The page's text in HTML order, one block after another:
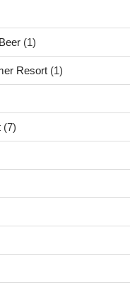
(1)
Resort (1)
(7)